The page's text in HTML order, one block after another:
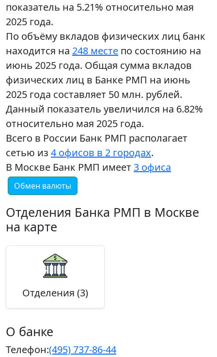
показатель на 5.21% относительно мая
2025 года.
По объёму вкладов физических лиц банк
находится на 248 месте по состоянию на
июнь 2025 года. Общая сумма вкладов
физических лиц в Банке РМП на июнь
2025 года составляет 50 млн. рублей.
Данный показатель увеличился на 6.82%
относительно мая 2025 года.
Всего в России Банк РМП располагает
сетью из 4 офисов в 2 городах.
В Москве Банк РМП имеет 3 офиса
Обмен валюты
Отделения Банка РМП в Москве
на карте
Отделения (3)
О банке
Телефон:(495) 737-86-44